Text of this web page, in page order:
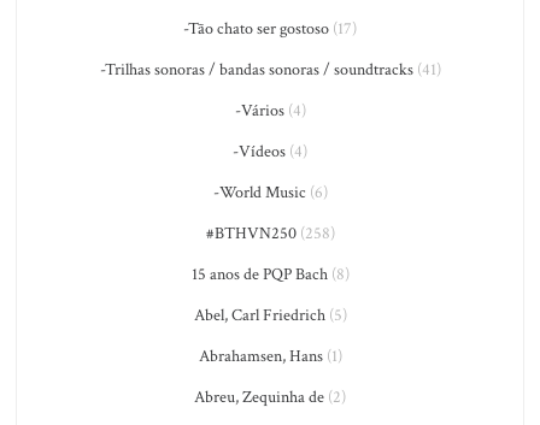
-Tão chato ser gostoso (17)
-Trilhas sonoras / bandas sonoras / soundtracks(41)
-Vários(4)
-Vídeos (4)
-World Music (6)
#BTHVN250(258)
15 anos de PQP Bach(8)
Abel, Carl Friedrich(5)
Abrahamsen, Hans(1)
Abreu, Zequinha de (2)